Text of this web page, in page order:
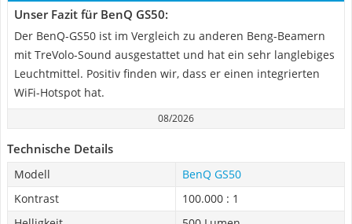
Unser Fazit für BenQ GS50:
Der BenQ-GS50 ist im Vergleich zu anderen Beng-Beamern
mit TreVolo-Sound ausgestattet und hat ein sehr langlebiges
Leuchtmittel. Positiv finden wir, dass er einen integrierten
WiFi-Hotspot hat.
08/2026
Technische Details
Modell
BenQ GS50
Kontrast
100.000 : 1